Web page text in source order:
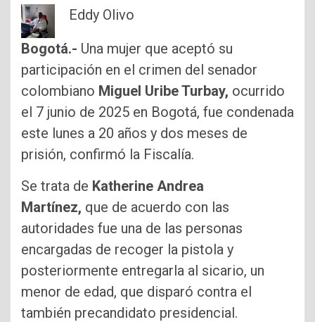
Eddy Olivo
Bogotá.- Una mujer que aceptó su
participación en el crimen del senador
colombiano Miguel Uribe Turbay, ocurrido
el 7 junio de 2025 en Bogotá, fue condenada
este lunes a 20 años y dos meses de
prisión, confirmó la Fiscalía.
Se trata de Katherine Andrea
Martínez, que de acuerdo con las
autoridades fue una de las personas
encargadas de recoger la pistola y
posteriormente entregarla al sicario, un
menor de edad, que disparó contra el
también precandidato presidencial.